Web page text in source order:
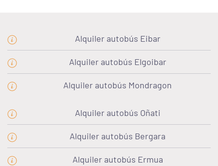
Alquiler autobús Eibar
Alquiler autobús Elgoibar
Alquiler autobús Mondragon
Alquiler autobús Oñati
Alquiler autobús Bergara
Alquiler autobús Ermua